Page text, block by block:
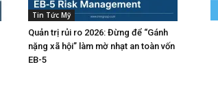
Tin Tức Mỹ
Quản trị rủi ro 2026: Đừng để “Gánh
nặng xã hội” làm mờ nhạt an toàn vốn
EB-5